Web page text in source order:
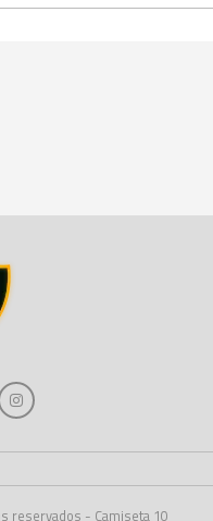
reservados - Camiseta 10